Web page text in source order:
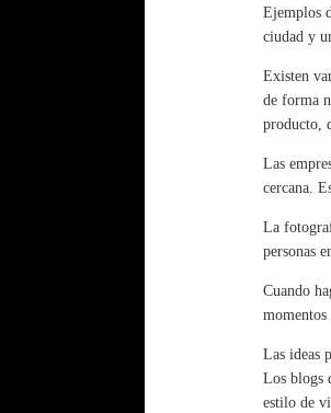
Ejemplos
ciudad y
Existen
de forma
producto,
Las
cercana.
La
personas
Cuando
Las ideas
Los blogs
estilo de